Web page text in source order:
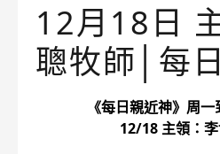
12月18日
聰牧師│每
《每日親近神》周
12/18 主領：